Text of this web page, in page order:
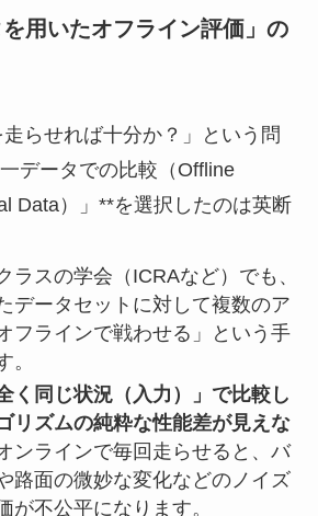
用いたオフライン評価」の
走らせれば十分か？」という問
データでの比較（Offline
Data）」**を選択したのは英断
ラスの学会（ICRAなど）でも、
データセットに対して複数のア
フラインで戦わせる」という手
。
全く同じ状況（入力）」で比較し
リズムの純粋な性能差が見えな
ンラインで毎回走らせると、バ
路面の微妙な変化などのノイズ
が不公平になります。